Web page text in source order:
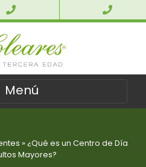
Menú
» ¿Qué es un Centro de Día
Mayores?